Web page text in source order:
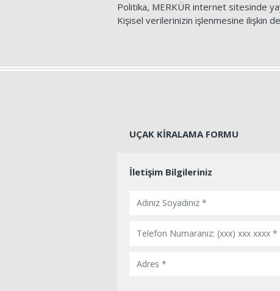
Politika, MERKÜR internet sitesinde
Kişisel verilerinizin işlenmesine ilişkin
UÇAK KİRALAMA FORMU
İletişim Bilgileriniz